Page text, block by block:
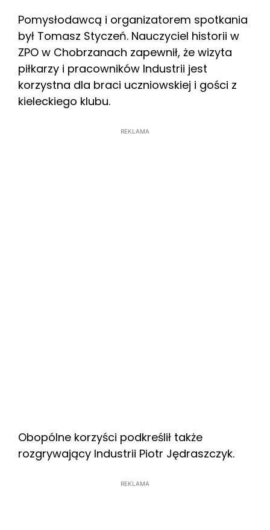
Pomysłodawcą i organizatorem spotkania
był Tomasz Styczeń. Nauczyciel historii w
ZPO w Chobrzanach zapewnił, że wizyta
piłkarzy i pracowników Industrii jest
korzystna dla braci uczniowskiej i gości z
kieleckiego klubu.
REKLAMA
Obopólne korzyści podkreślił także
rozgrywający Industrii Piotr Jędraszczyk.
REKLAMA